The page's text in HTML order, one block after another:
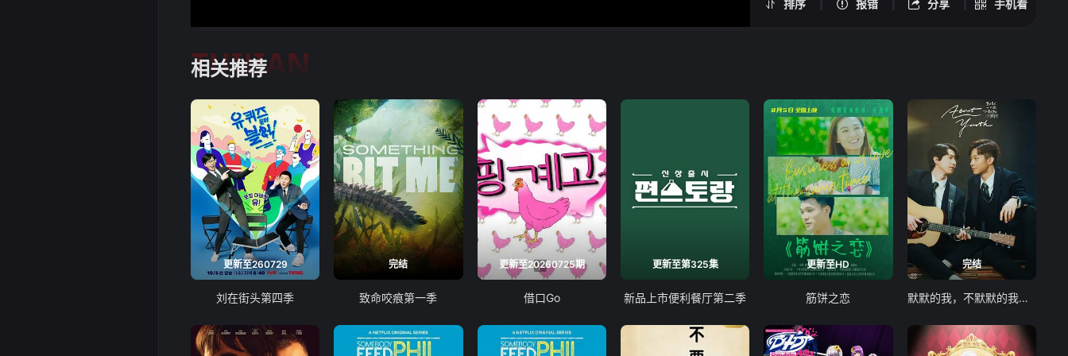
排序 报错 分享 手机看
相关推荐
TUIJIAN
更新至260729
刘在街头第四季
完结
致命咬痕第一季
更新至20260725期
借口Go
更新至第325集
新品上市便利餐厅第二季
更新至HD
筋饼之恋
完结
默默的我，不默默的我们 默默的我，不默默的我們